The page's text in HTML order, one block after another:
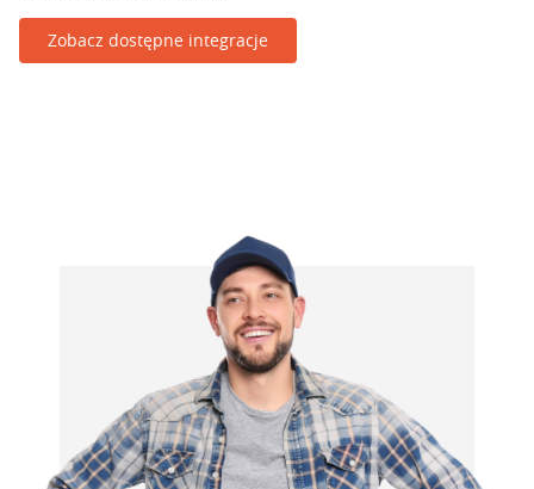
Zobacz dostępne integracje